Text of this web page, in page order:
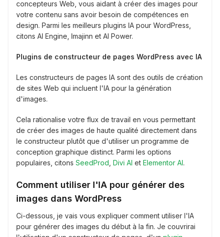
concepteurs Web, vous aidant à créer des images pour
votre contenu sans avoir besoin de compétences en
design. Parmi les meilleurs plugins IA pour WordPress,
citons AI Engine, Imajinn et AI Power.
Plugins de constructeur de pages WordPress avec IA
Les constructeurs de pages IA sont des outils de création
de sites Web qui incluent l'IA pour la génération
d'images.
Cela rationalise votre flux de travail en vous permettant
de créer des images de haute qualité directement dans
le constructeur plutôt que d'utiliser un programme de
conception graphique distinct. Parmi les options
populaires, citons SeedProd Divi AI et Elementor AI.
Comment utiliser l'IA pour générer des
images dans WordPress
Ci-dessous, je vais vous expliquer comment utiliser l'IA
pour générer des images du début à la fin. Je couvrirai